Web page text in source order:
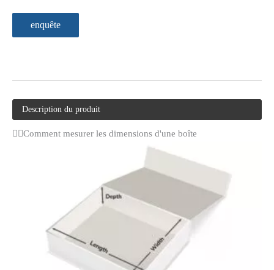
enquête
Description du produit
Comment mesurer les dimensions d'une boîte